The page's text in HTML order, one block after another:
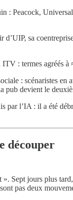
: Peacock,
d’UIP, sa
: termes agréés
: scénaristes
pub devient le
par l’IA : il a été
découper
». Sept jours plus
pas deux